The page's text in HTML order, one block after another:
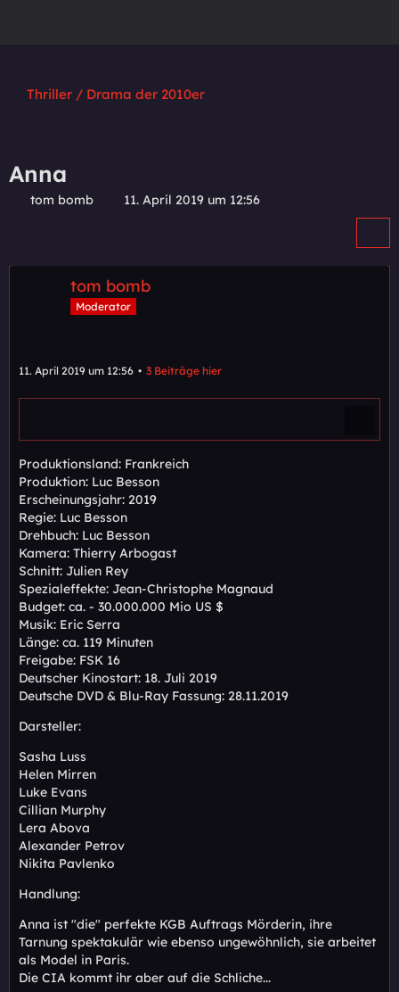
Thriller / Drama der 2010er
Anna
tom bomb 11. April 2019 um 12:56
tom bomb
Moderator
11. April 2019 um 12:56 3 Beiträge hier
Produktionsland: Frankreich
Produktion: Luc Besson
Erscheinungsjahr: 2019
Regie: Luc Besson
Drehbuch: Luc Besson
Kamera: Thierry Arbogast
Schnitt: Julien Rey
Spezialeffekte: Jean-Christophe Magnaud
Budget: ca. - 30.000.000 Mio US $
Musik: Eric Serra
Länge: ca. 119 Minuten
Freigabe: FSK 16
Deutscher Kinostart: 18. Juli 2019
Deutsche DVD & Blu-Ray Fassung: 28.11.2019
Darsteller:
Sasha Luss
Helen Mirren
Luke Evans
Cillian Murphy
Lera Abova
Alexander Petrov
Nikita Pavlenko
Handlung:
Anna ist "die" perfekte KGB Auftrags Mörderin, ihre
Tarnung spektakulär wie ebenso ungewöhnlich, sie arbeitet
als Model in Paris.
Die CIA kommt ihr aber auf die Schliche...